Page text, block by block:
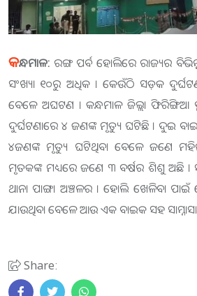
କନ୍ଧମାଳ: ରଙ୍ଗ ପର୍ବ ହୋଲିରେ ରାଜ୍ୟର
ସଂଖ୍ୟା ୧୦ରୁ ଅଧିକ । କେଉଁଠି ସଡ଼କ
ବେଳେ ଅଘଟଣ । କନ୍ଧମାଳ ଜିଲ୍ଲା
ଦୁର୍ଘଟଣାରେ ୪ ଜଣଙ୍କ ମୃତ୍ୟୁ ଘଟିଛି । ଦୁଇ
୪ଜଣଙ୍କ ମୃତ୍ୟୁ ଘଟିଥିବା ବେଳେ ଜଣେ
ମୃତକଙ୍କ ମଧ୍ୟରେ ଜଣେ ୩ ବର୍ଷର ଶିଶୁ ଅଛି ।
ଥାନା ପାଙ୍ଗା ଅଞ୍ଚଳର । ହୋଲି ଖେଳିବା
ଯାଉଥିବା ବେଳେ ଆଉ ଏକ ବାଇକ ସହ
Share: